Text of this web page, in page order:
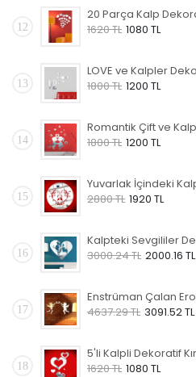
12
1620 TL 1080 TL
13
1800 TL 1200 TL
14
1800 TL 1200 TL
15
2880 TL 1920 TL
16
3000.24 TL 2000.16 TL
17
4637.29 TL 3091.52 TL
18
1620 TL 1080 TL